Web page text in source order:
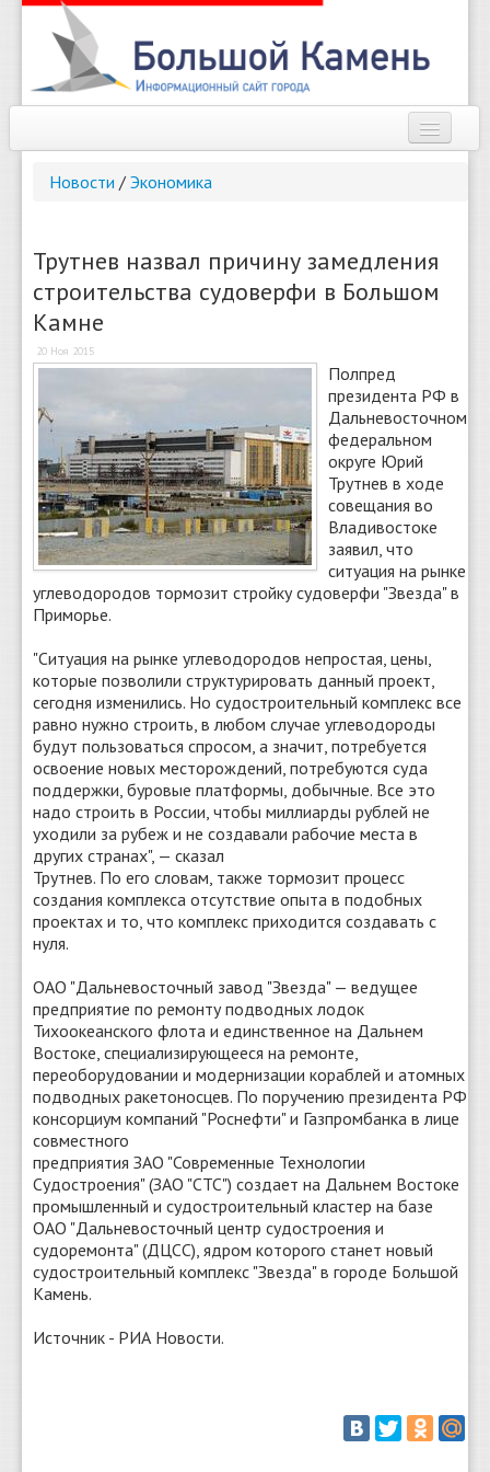
Справочник
Найти
Новости / Экономика
Трутнев назвал причину замедления
строительства судоверфи в Большом
Камне
20 Ноя 2015
Полпред
президента РФ в
Дальневосточном
федеральном
округе Юрий
Трутнев в ходе
совещания во
Владивостоке
заявил, что
ситуация на рынке
углеводородов тормозит стройку судоверфи "Звезда" в
Приморье.
"Ситуация на рынке углеводородов непростая, цены,
которые позволили структурировать данный проект,
сегодня изменились. Но судостроительный комплекс все
равно нужно строить, в любом случае углеводороды
будут пользоваться спросом, а значит, потребуется
освоение новых месторождений, потребуются суда
поддержки, буровые платформы, добычные. Все это
надо строить в России, чтобы миллиарды рублей не
уходили за рубеж и не создавали рабочие места в
других странах", — сказал
Трутнев. По его словам, также тормозит процесс
создания комплекса отсутствие опыта в подобных
проектах и то, что комплекс приходится создавать с
нуля.
ОАО "Дальневосточный завод "Звезда" — ведущее
предприятие по ремонту подводных лодок
Тихоокеанского флота и единственное на Дальнем
Востоке, специализирующееся на ремонте,
переоборудовании и модернизации кораблей и атомных
подводных ракетоносцев. По поручению президента РФ
консорциум компаний "Роснефти" и Газпромбанка в лице
совместного
предприятия ЗАО "Современные Технологии
Судостроения" (ЗАО "СТС") создает на Дальнем Востоке
промышленный и судостроительный кластер на базе
ОАО "Дальневосточный центр судостроения и
судоремонта" (ДЦСС), ядром которого станет новый
судостроительный комплекс "Звезда" в городе Большой
Камень.
Источник - РИА Новости.